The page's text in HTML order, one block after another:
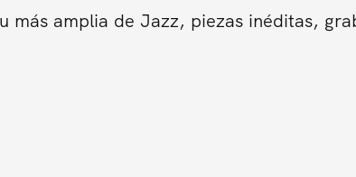
más amplia de Jazz, piezas inéditas,